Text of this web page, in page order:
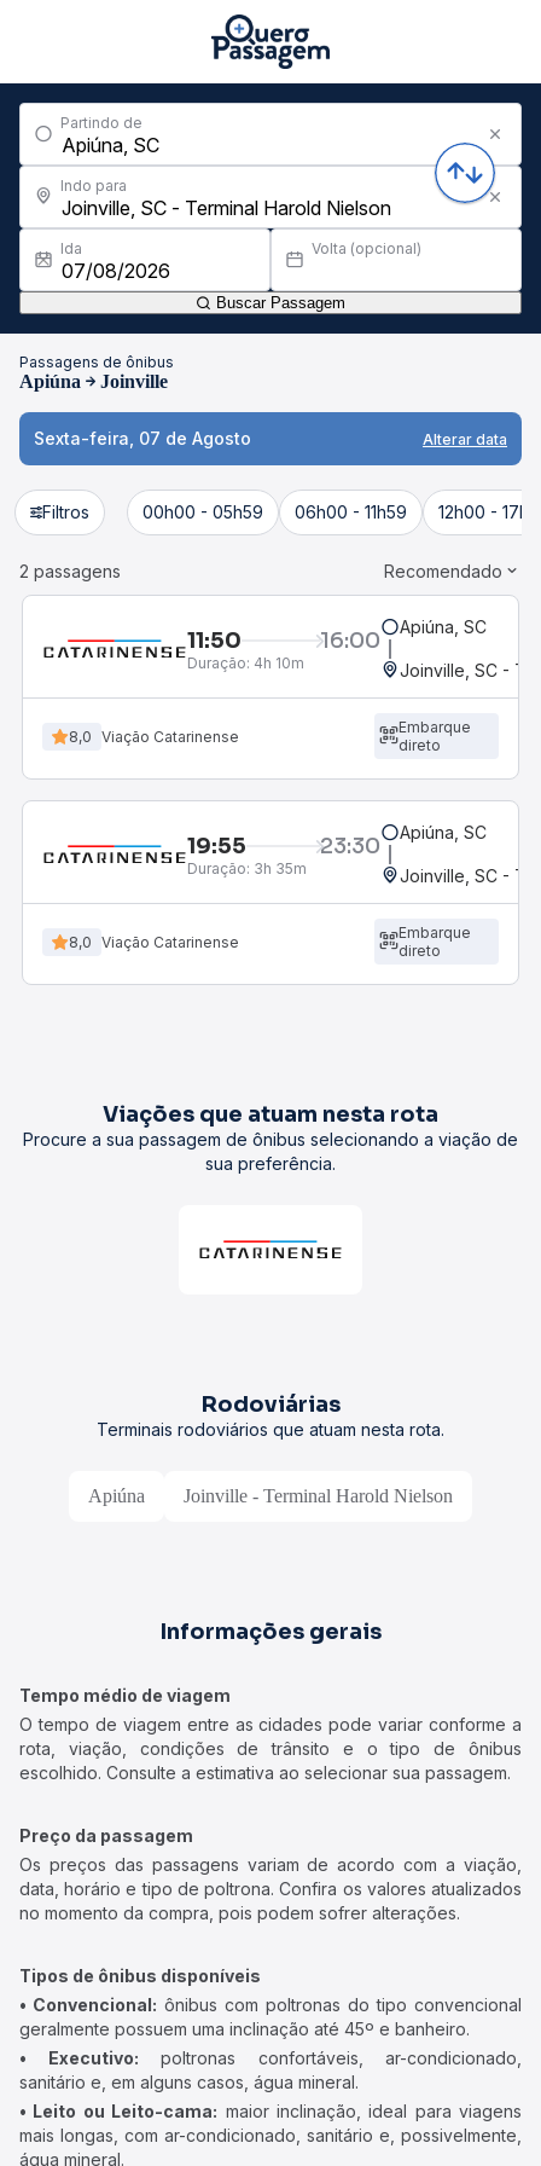
Partindo de
Indo para
Ida Volta (opcional)
Buscar Passagem
Passagens de ônibus
Apiúna Joinville
Sexta-feira, 07 de Agosto Alterar data
Filtros 00h00 - 05h59 06h00 - 11h59 12h00 -
2 passagens Recomendado
11:50 16:00
Duração: 4h 10m
Apiúna, SC
Joinville, SC -
8,0 Viação Catarinense
Embarque
direto
19:55 23:30
Duração: 3h 35m
Apiúna, SC
Joinville, SC -
8,0 Viação Catarinense
Embarque
direto
Viações que atuam nesta rota
Procure a sua passagem de ônibus selecionando a viação de
sua preferência.
Rodoviárias
Terminais rodoviários que atuam nesta rota.
Apiúna Joinville - Terminal Harold Nielson
Informações gerais
Tempo médio de viagem
O tempo de viagem entre as cidades pode variar conforme a
rota, viação, condições de trânsito e o tipo de ônibus
escolhido. Consulte a estimativa ao selecionar sua passagem.
Preço da passagem
Os preços das passagens variam de acordo com a viação,
data, horário e tipo de poltrona. Confira os valores atualizados
no momento da compra, pois podem sofrer alterações.
Tipos de ônibus disponíveis
• Convencional: ônibus com poltronas do tipo convencional
geralmente possuem uma inclinação até 45º e banheiro.
• Executivo: poltronas confortáveis, ar-condicionado,
sanitário e, em alguns casos, água mineral.
• Leito ou Leito-cama: maior inclinação, ideal para viagens
mais longas, com ar-condicionado, sanitário e, possivelmente,
água mineral.